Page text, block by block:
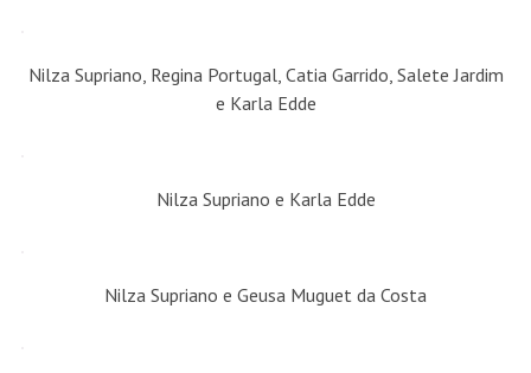
Nilza Supriano, Regina Portugal, Catia Garrido, Salete Jardim
e Karla Edde
Nilza Supriano e Karla Edde
Nilza Supriano e Geusa Muguet da Costa